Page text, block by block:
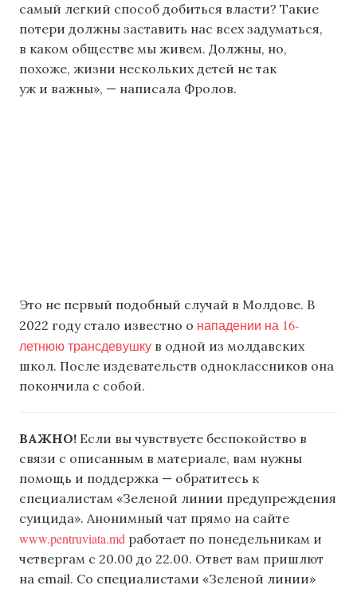
самый легкий способ добиться власти? Такие
потери должны заставить нас всех задуматься,
в каком обществе мы живем. Должны, но,
похоже, жизни нескольких детей не так
уж и важны», — написала Фролов.
Это не первый подобный случай в Молдове. В
2022 году стало известно о нападении на 16-
летнюю трансдевушку в одной из молдавских
школ. После издевательств одноклассников она
покончила с собой.
ВАЖНО! Если вы чувствуете беспокойство в
связи с описанным в материале, вам нужны
помощь и поддержка — обратитесь к
специалистам «Зеленой линии предупреждения
суицида». Анонимный чат прямо на сайте
www.pentruviata.md работает по понедельникам и
четвергам с 20.00 до 22.00. Ответ вам пришлют
на email. Со специалистами «Зеленой линии»